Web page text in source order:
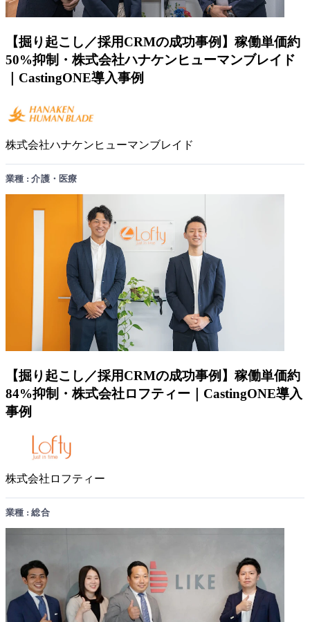
【掘り起こし／採用CRMの成功事例】稼働単価約
50%抑制・株式会社ハナケンヒューマンブレイド
｜CastingONE導入事例
株式会社ハナケンヒューマンブレイド
業種 : 介護・医療
【掘り起こし／採用CRMの成功事例】稼働単価約
84%抑制・株式会社ロフティー｜CastingONE導入
事例
株式会社ロフティー
業種 : 総合